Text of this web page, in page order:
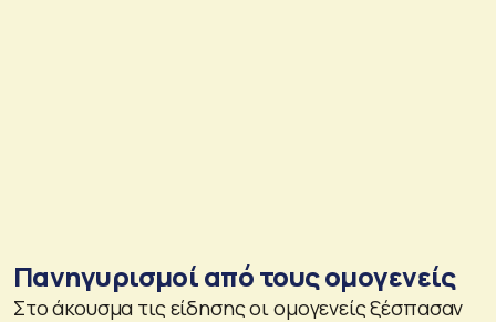
Πανηγυρισμοί από τους ομογενείς
Στο άκουσμα τις είδησης οι ομογενείς ξέσπασαν